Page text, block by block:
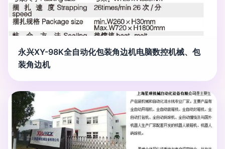
永兴XY-98K全自动化包装角边机电脑数控机械、包
装角边机